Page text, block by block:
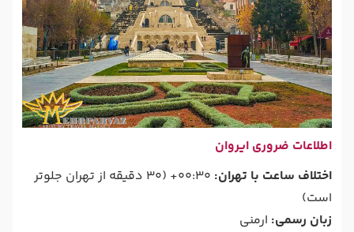
اطلاعات ضروری ایروان
اختلاف ساعت با تهران:
00:30+ (30 دقیقه از تهران جلوتر
است)
زبان رسمی: ارمنی